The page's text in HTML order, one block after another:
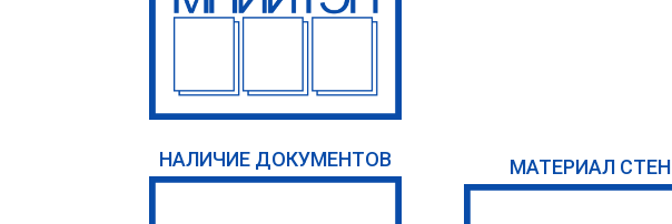
НАЛИЧИЕ ДОКУМЕНТОВ МАТЕРИАЛ СТЕН